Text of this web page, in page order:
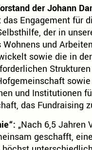
der Johann
Engagement für
der in
und
sowie die in
und Institutionen
das Fundraising
„Nach 6,5 Jahren
geschafft,